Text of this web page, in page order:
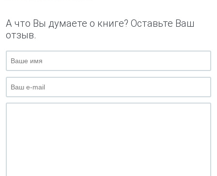
А что Вы думаете о книге? Оставьте Ваш
отзыв.